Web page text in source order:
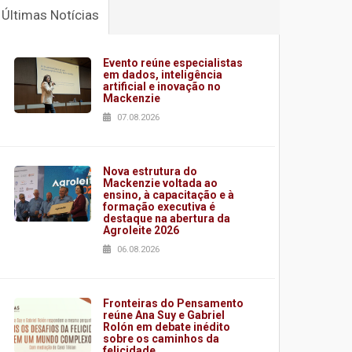
Últimas Notícias
Evento reúne especialistas
em dados, inteligência
artificial e inovação no
Mackenzie
07.08.2026
Nova estrutura do
Mackenzie voltada ao
ensino, à capacitação e à
formação executiva é
destaque na abertura da
Agroleite 2026
06.08.2026
Fronteiras do Pensamento
reúne Ana Suy e Gabriel
Rolón em debate inédito
sobre os caminhos da